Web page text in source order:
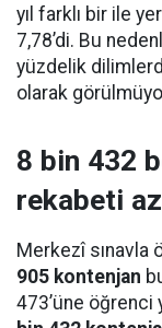
yıl farklı bir ile
7,78’di. Bu
yüzdelik
olarak
8 bin 432
rekabeti
Merkezî sınavla
905 kontenjan
473’üne öğrenci